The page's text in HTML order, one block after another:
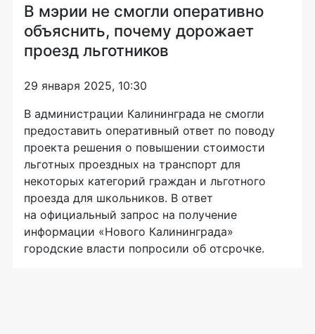
В мэрии не смогли оперативно
объяснить, почему дорожает
проезд льготников
29 января 2025, 10:30
В администрации Калининграда не смогли
предоставить оперативный ответ по поводу
проекта решения о повышении стоимости
льготных проездных на транспорт для
некоторых категорий граждан и льготного
проезда для школьников. В ответ
на официальный запрос на получение
информации «Нового Калининграда»
городские власти попросили об отсрочке.